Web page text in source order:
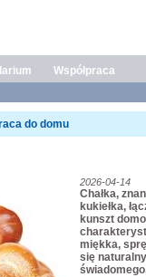
Współpraca
do domu
2026-04-14
Chałka,
kukiełka,
kunszt
miękka,
się